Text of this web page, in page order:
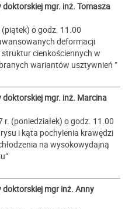
mgr. inż. Tomasza
o godz. 11.00
deformacji
cienkościennych w
wariantów usztywnień ”
mgr. inż. Marcina
(poniedziałek) o godz. 11.00
i kąta pochylenia krawędzi
na wysokowydajną
mgr inż. Anny